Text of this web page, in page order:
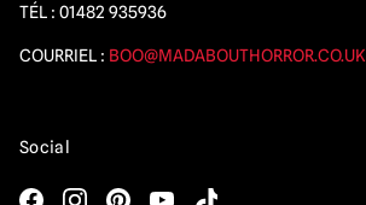
TÉL : 01482 935936
COURRIEL : BOO@MADABOUTHORROR.CO.UK
Social